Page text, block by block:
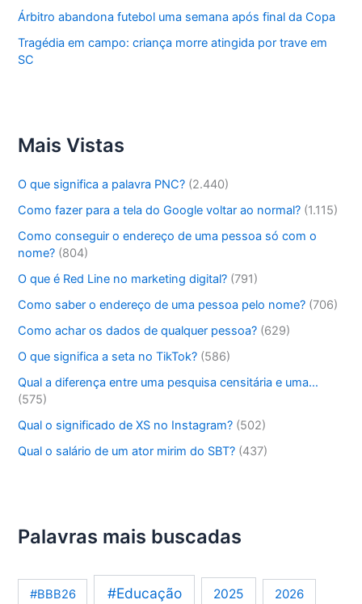
Árbitro abandona futebol uma semana após final da Copa
Tragédia em campo: criança morre atingida por trave em
SC
Mais Vistas
O que significa a palavra PNC? (2.440)
Como fazer para a tela do Google voltar ao normal? (1.115)
Como conseguir o endereço de uma pessoa só com o
nome? (804)
O que é Red Line no marketing digital? (791)
Como saber o endereço de uma pessoa pelo nome? (706)
Como achar os dados de qualquer pessoa? (629)
O que significa a seta no TikTok? (586)
Qual a diferença entre uma pesquisa censitária e uma…
(575)
Qual o significado de XS no Instagram? (502)
Qual o salário de um ator mirim do SBT? (437)
Palavras mais buscadas
#BBB26 #Educação 2025 2026